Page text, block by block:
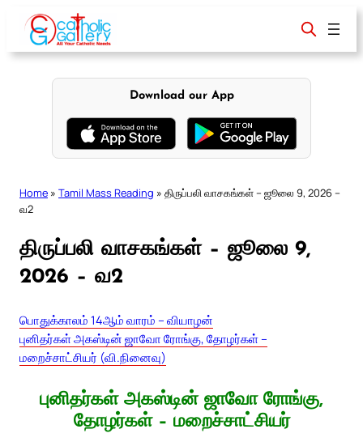
content
Download our App
Home » Tamil Mass Reading » திருப்பலி வாசகங்கள் – ஜூலை 9, 2026 –
வ2
திருப்பலி வாசகங்கள் – ஜூலை 9,
2026 – வ2
பொதுக்காலம் 14ஆம் வாரம் – வியாழன்
புனிதர்கள் அகஸ்டின் ஜாவோ ரோங்கு, தோழர்கள் –
மறைச்சாட்சியர் (வி.நினைவு)
புனிதர்கள் அகஸ்டின் ஜாவோ ரோங்கு,
தோழர்கள் – மறைச்சாட்சியர்